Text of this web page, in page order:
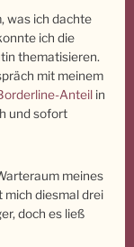
was ich dachte
ich die
thematisieren.
mit meinem
Anteil in
und sofort
meines
mich diesmal drei
doch es ließ